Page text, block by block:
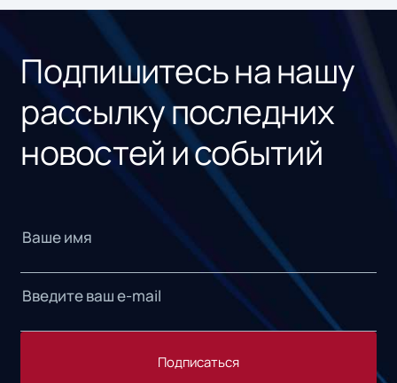
Подпишитесь на нашу
рассылку последних
новостей и событий
Подписаться